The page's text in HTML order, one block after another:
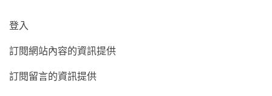
登入
訂閱網站內容的資訊提供
訂閱留言的資訊提供